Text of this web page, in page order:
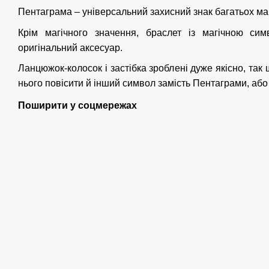
Пентаграма – універсальний захисний знак багатьох
Крім магічного значення, браслет із магічною
оригінальний аксесуар.
Ланцюжок-колосок і застібка зроблені дуже якісно,
нього повісити й інший символ замість Пентаграми,
Поширити у соцмережах